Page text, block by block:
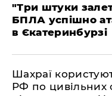
"Три штуки
БПЛА успішно
в Єкатеринбурзі
Шахраї
РФ по цивільних